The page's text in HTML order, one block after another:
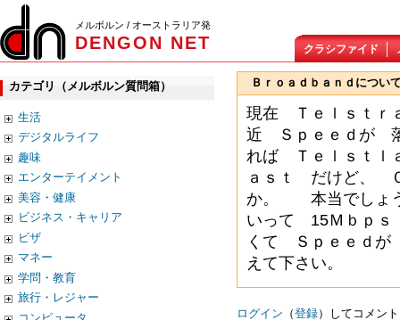
メルボルン / オーストラリア発
DENGON NET クラシファイド
カテゴリ（メルボルン質問箱）
生活
デジタルライフ
趣味
エンターテイメント
美容・健康
ビジネス・キャリア
ビザ
マネー
学問・教育
旅行・レジャー
Ｂｒｏａｄｂａｎｄについ
現在 Ｔｅｌｓｔｒ
近 Ｓｐｅｅｄが
れば Ｔｅｌｓｔ
ａｓｔ だけど、
か。 本当でしょ
いって 15Ｍｂｐ
くて Ｓｐｅｅｄ
えて下さい。
ログイン （登録）してコメン